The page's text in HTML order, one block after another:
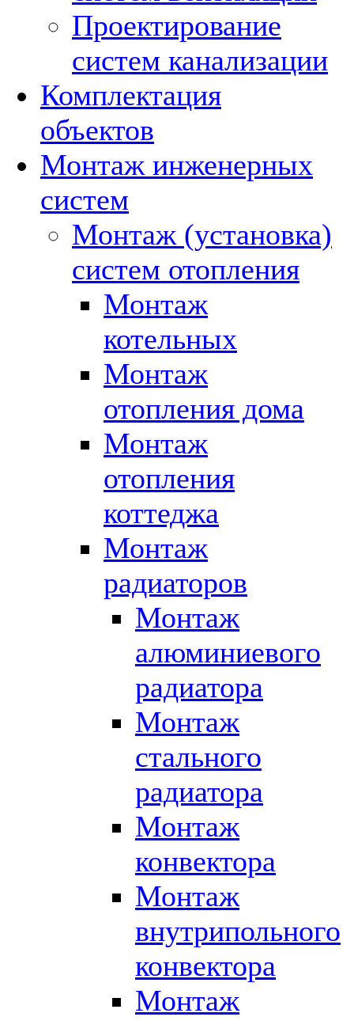
Проектирование
систем канализации
Комплектация
объектов
Монтаж инженерных
систем
Монтаж (установка)
систем отопления
Монтаж
котельных
Монтаж
отопления дома
Монтаж
отопления
коттеджа
Монтаж
радиаторов
Монтаж
алюминиевого
радиатора
Монтаж
стального
радиатора
Монтаж
конвектора
Монтаж
внутрипольного
конвектора
Монтаж